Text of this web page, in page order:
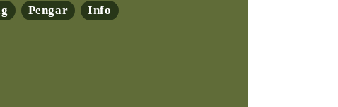
Pengar Info